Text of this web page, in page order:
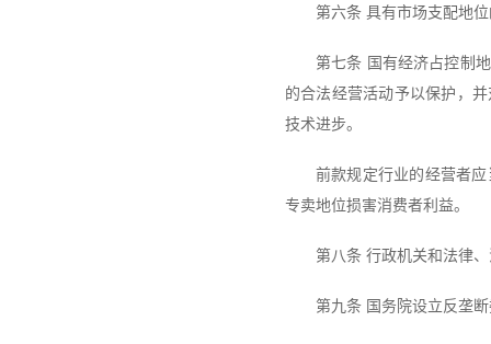
第六条 具有市场支配地
第七条 国有经济占控制
的合法经营活动予以保护，
技术进步。
前款规定行业的经营者
专卖地位损害消费者利益。
第八条 行政机关和法律
第九条 国务院设立反垄